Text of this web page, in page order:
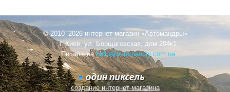
© 2010–2026 интернет-магазин «Автомандры»
г. Киев, ул. Борщаговская, дом 204к1
Пишите наhello@automandry.com.ua
создание интернет-магазина